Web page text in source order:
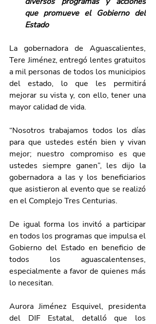
que promueve el Gobierno del
Estado
La gobernadora de Aguascalientes,
Tere Jiménez, entregó lentes gratuitos
a mil personas de todos los municipios
del estado, lo que les permitirá
mejorar su vista y, con ello, tener una
mayor calidad de vida.
“Nosotros trabajamos todos los días
para que ustedes estén bien y vivan
mejor; nuestro compromiso es que
ustedes siempre ganen”, les dijo la
gobernadora a las y los beneficiarios
que asistieron al evento que se realizó
en el Complejo Tres Centurias.
De igual forma los invitó a participar
en todos los programas que impulsa el
Gobierno del Estado en beneficio de
todos los aguascalentenses,
especialmente a favor de quienes más
lo necesitan.
Aurora Jiménez Esquivel, presidenta
del DIF Estatal, detalló que los